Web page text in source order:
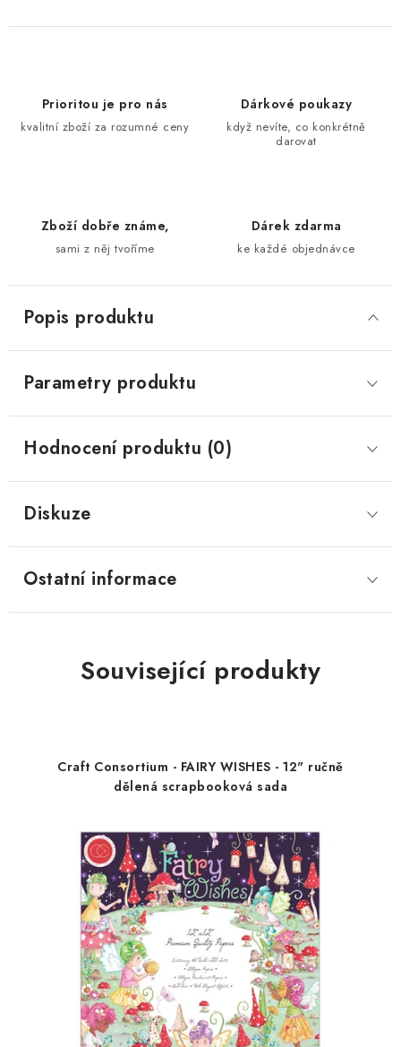
Prioritou je pro nás
kvalitní zboží za rozumné ceny
Dárkové poukazy
když nevíte, co konkrétně
darovat
Zboží dobře známe,
sami z něj tvoříme
Dárek zdarma
ke každé objednávce
Popis produktu
Parametry produktu
Hodnocení produktu (0)
Diskuze
Ostatní informace
Související produkty
Craft Consortium - FAIRY WISHES - 12" ručně
dělená scrapbooková sada